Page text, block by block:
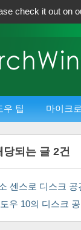
check it out on
우 팁 마이크
당되는 글 2건
센스로 디스크 공
우 10의 디스크